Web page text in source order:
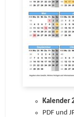
Kalender
PDF und